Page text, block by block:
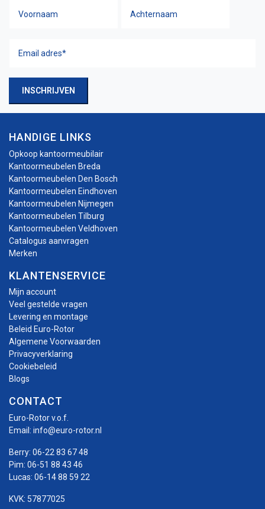
Naam
adres(Vereist)
INSCHRIJVEN
HANDIGE LINKS
Opkoop kantoormeubilair
Kantoormeubelen Breda
Kantoormeubelen Den Bosch
Kantoormeubelen Eindhoven
Kantoormeubelen Nijmegen
Kantoormeubelen Tilburg
Kantoormeubelen Veldhoven
Catalogus aanvragen
Merken
KLANTENSERVICE
Mijn account
Veel gestelde vragen
Levering en montage
Beleid Euro-Rotor
Algemene Voorwaarden
Privacyverklaring
Cookiebeleid
Blogs
CONTACT
Euro-Rotor v.o.f.
Email: info@euro-rotor.nl
Berry: 06-22 83 67 48
Pim: 06-51 88 43 46
Lucas: 06-14 88 59 22
KVK: 57877025